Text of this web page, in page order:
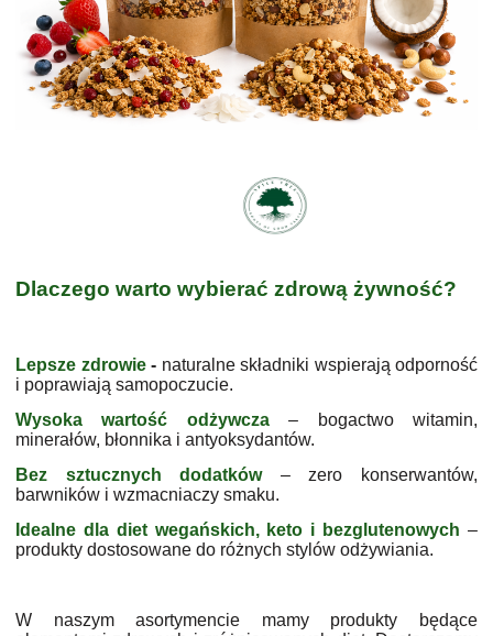
Dlaczego warto wybierać zdrową żywność?
Lepsze zdrowie- naturalne składniki wspierają odporność
i poprawiają samopoczucie.
Wysoka wartość odżywcza– bogactwo witamin,
minerałów, błonnika i antyoksydantów.
Bez sztucznych dodatków– zero konserwantów,
barwników i wzmacniaczy smaku.
Idealne dla diet wegańskich, keto i bezglutenowych –
produkty dostosowane do różnych stylów odżywiania.
W naszym asortymencie mamy produkty będące